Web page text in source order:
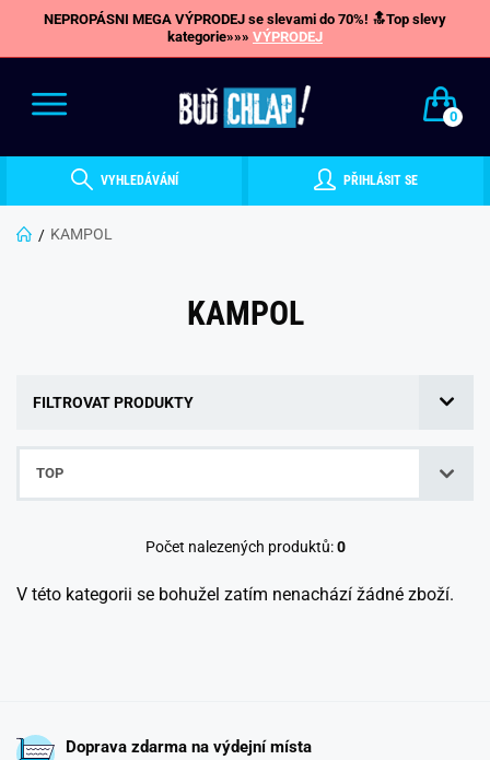
NEPROPÁSNI MEGA VÝPRODEJ se slevami do 70%! 🔝Top slevy
kategorie»»» VÝPRODEJ
0
VYHLEDÁVÁNÍ PŘIHLÁSIT SE
KAMPOL
KAMPOL
FILTROVAT PRODUKTY
TOP
Počet nalezených produktů:0
V této kategorii se bohužel zatím nenachází žádné zboží.
Doprava zdarma na výdejní místa